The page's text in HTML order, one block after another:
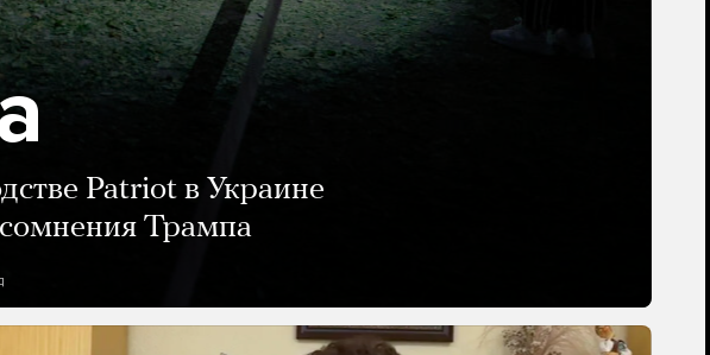
Patriot в Украине
Трампа